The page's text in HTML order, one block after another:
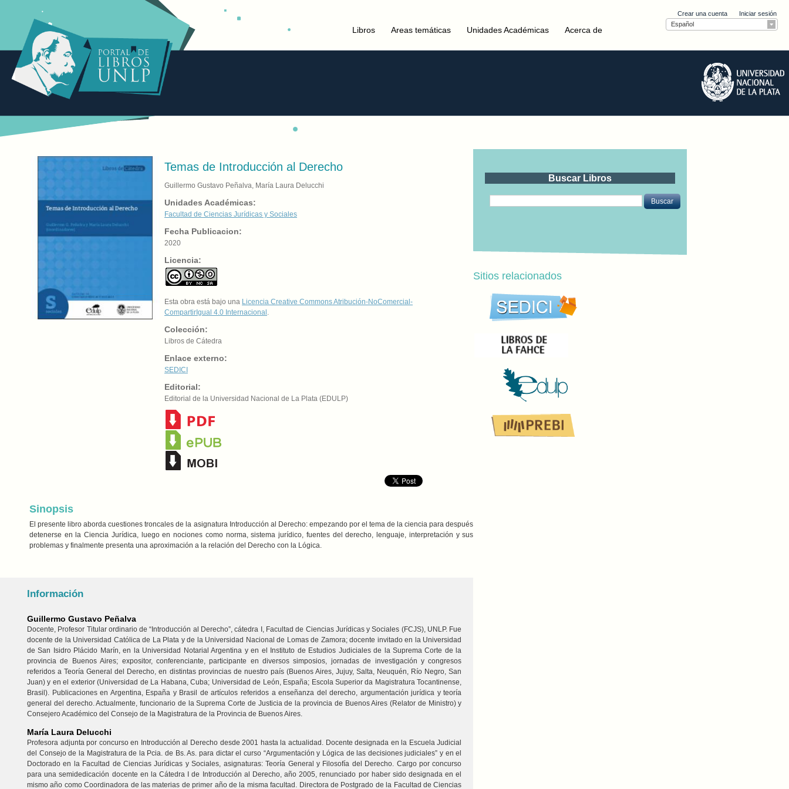
Crear una cuenta
Iniciar sesión
Español
Libros Areas temáticas Unidades Académicas Acerca de
Temas de Introducción al Derecho
Guillermo Gustavo Peñalva, María Laura Delucchi
Unidades Académicas:
Facultad de Ciencias Jurídicas y Sociales
Fecha Publicacion:
2020
Licencia:
Esta obra está bajo una Licencia Creative Commons Atribución-NoComercial-
CompartirIgual 4.0 Internacional .
Colección:
Libros de Cátedra
Enlace externo:
SEDICI
Editorial:
Editorial de la Universidad Nacional de La Plata (EDULP)
Sinopsis
El presente libro aborda cuestiones troncales de la asignatura Introducción al Derecho: empezando por el tema de la ciencia para después
detenerse en la Ciencia Jurídica, luego en nociones como norma, sistema jurídico, fuentes del derecho, lenguaje, interpretación y sus
problemas y finalmente presenta una aproximación a la relación del Derecho con la Lógica.
Información
Guillermo Gustavo Peñalva
Docente, Profesor Titular ordinario de “Introducción al Derecho”, cátedra I, Facultad de Ciencias Jurídicas y Sociales (FCJS), UNLP. Fue
docente de la Universidad Católica de La Plata y de la Universidad Nacional de Lomas de Zamora; docente invitado en la Universidad
de San Isidro Plácido Marín, en la Universidad Notarial Argentina y en el Instituto de Estudios Judiciales de la Suprema Corte de la
provincia de Buenos Aires; expositor, conferenciante, participante en diversos simposios, jornadas de investigación y congresos
referidos a Teoría General del Derecho, en distintas provincias de nuestro país (Buenos Aires, Jujuy, Salta, Neuquén, Río Negro, San
Juan) y en el exterior (Universidad de La Habana, Cuba; Universidad de León, España; Escola Superior da Magistratura Tocantinense,
Brasil). Publicaciones en Argentina, España y Brasil de artículos referidos a enseñanza del derecho, argumentación jurídica y teoría
general del derecho. Actualmente, funcionario de la Suprema Corte de Justicia de la provincia de Buenos Aires (Relator de Ministro) y
Consejero Académico del Consejo de la Magistratura de la Provincia de Buenos Aires.
María Laura Delucchi
Profesora adjunta por concurso en Introducción al Derecho desde 2001 hasta la actualidad. Docente designada en la Escuela Judicial
del Consejo de la Magistratura de la Pcia. de Bs. As. para dictar el curso “Argumentación y Lógica de las decisiones judiciales” y en el
Doctorado en la Facultad de Ciencias Jurídicas y Sociales, asignaturas: Teoría General y Filosofía del Derecho. Cargo por concurso
para una semidedicación docente en la Cátedra I de Introducción al Derecho, año 2005, renunciado por haber sido designada en el
mismo año como Coordinadora de las materias de primer año de la misma facultad. Directora de Postgrado de la Facultad de Ciencias
Buscar Libros
Buscar
Sitios relacionados